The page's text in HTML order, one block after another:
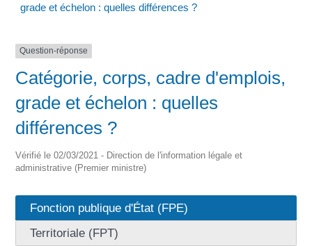
grade et échelon : quelles différences ?
Question-réponse
Catégorie, corps, cadre d'emplois,
grade et échelon : quelles
différences ?
Vérifié le 02/03/2021 - Direction de l'information légale et
administrative (Premier ministre)
Fonction publique d'État (FPE)
Territoriale (FPT)